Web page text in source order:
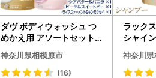
ダヴ ボディウォッシュ つ
めかえ用 アソートセット 3
30g×6 ※着日指定不可 ※
離島への配送不可
神奈川県相模原市
(16)
ラック
シャイ
補修シ
用 280g
配送不可
神奈川